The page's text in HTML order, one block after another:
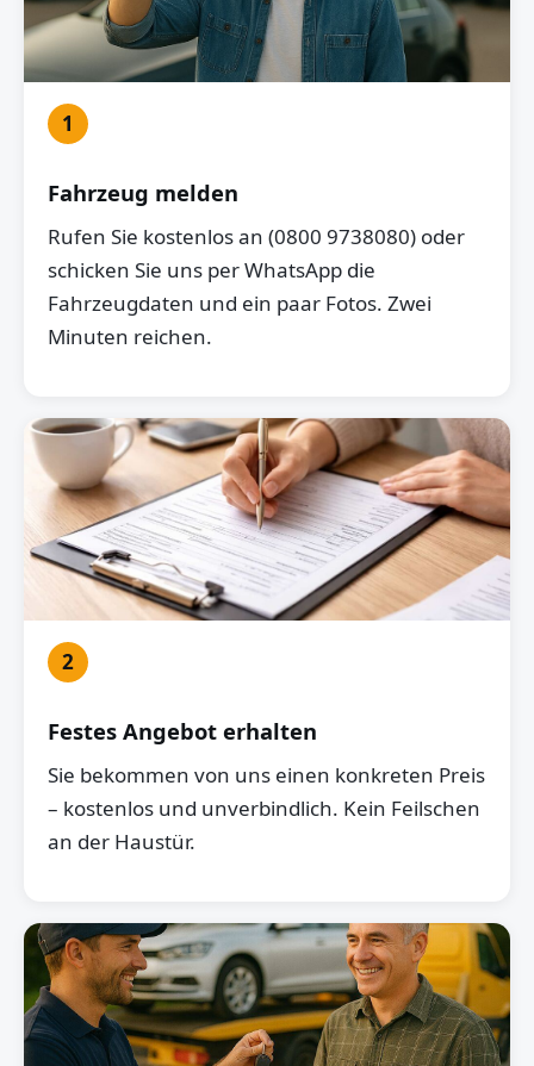
1
Fahrzeug melden
Rufen Sie kostenlos an (0800 9738080) oder
schicken Sie uns per WhatsApp die
Fahrzeugdaten und ein paar Fotos. Zwei
Minuten reichen.
2
Festes Angebot erhalten
Sie bekommen von uns einen konkreten Preis
– kostenlos und unverbindlich. Kein Feilschen
an der Haustür.